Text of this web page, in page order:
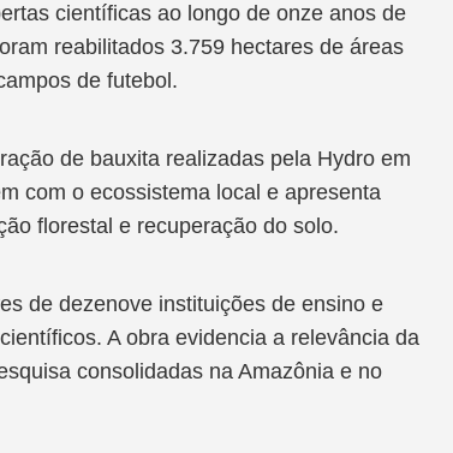
científicas ao longo de onze anos de
reabilitados 3.759 hectares de áreas
de futebol.
de bauxita realizadas pela Hydro em
com o ecossistema local e apresenta
florestal e recuperação do solo.
de dezenove instituições de ensino e
A obra evidencia a relevância da
consolidadas na Amazônia e no